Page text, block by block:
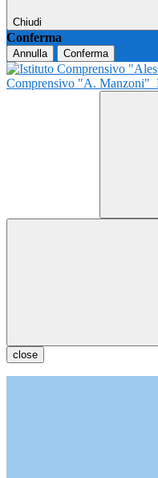
Chiudi
Conferma
Annulla Conferma
Comprensivo "A. Manzoni"
close